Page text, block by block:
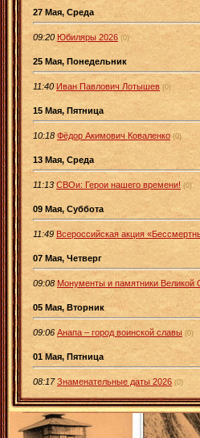
27 Мая, Среда
09:20 Юбиляры 2026 (0)
25 Мая, Понедельник
11:40 Иван Павлович Лотышев (0)
15 Мая, Пятница
10:18 Фёдор Акимович Коваленко (0)
13 Мая, Среда
11:13 СВОи: Герои нашего времени! (0)
09 Мая, Суббота
11:49 Всероссийская акция
07 Мая, Четверг
09:08 Монументы и памятники Великой
05 Мая, Вторник
09:06 Анапа – город воинской славы (0)
01 Мая, Пятница
08:17 Знаменательные даты 2026 (0)